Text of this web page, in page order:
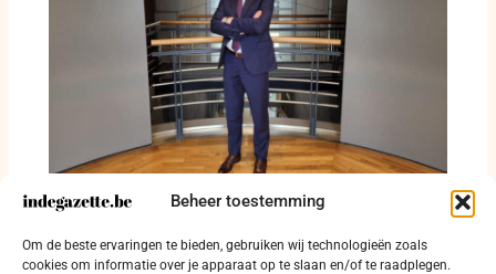
Beheer toestemming
Om de beste ervaringen te bieden, gebruiken wij technologieën zoals
cookies om informatie over je apparaat op te slaan en/of te raadplegen.
Kurt Himpe verbaast West-Vlaanderen met
dossierkennis van fietslicht tot
reddingsdrone